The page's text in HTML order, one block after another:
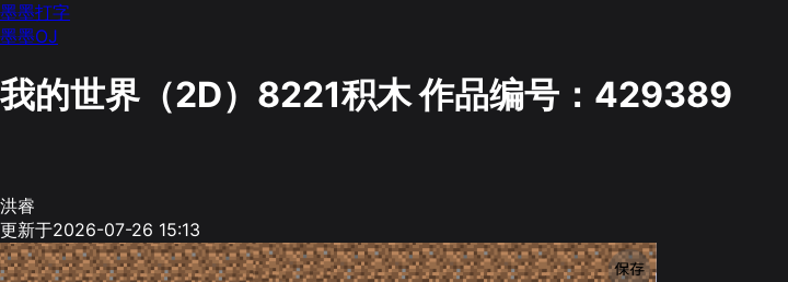
墨墨打字
墨墨OJ
我的世界（2D）8221积木作品编号：429389
洪睿
更新于2026-07-26 15:13